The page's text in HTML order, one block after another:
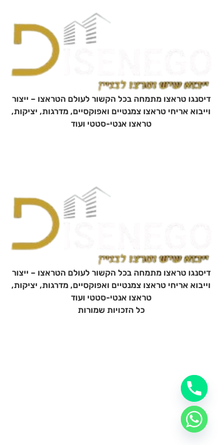
דיסנגו טראצו מתמחה בכל הקשור לעולם הטראצו – ייצור
וייבוא אריחי טראצו צמנטיים ואפוקסיים, מדרגות, יציקות,
טראצו אנטי-סטטי ועוד
דיסנגו טראצו מתמחה בכל הקשור לעולם הטראצו – ייצור
וייבוא אריחי טראצו צמנטיים ואפוקסיים, מדרגות, יציקות,
טראצו אנטי-סטטי ועוד
כל הזכויות שמורות